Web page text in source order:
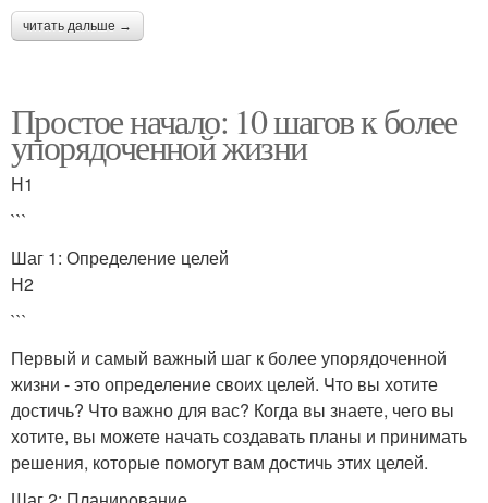
читать дальше →
Простое начало: 10 шагов к более
упорядоченной жизни
H1
```
Шаг 1: Определение целей
H2
```
Первый и самый важный шаг к более упорядоченной
жизни - это определение своих целей. Что вы хотите
достичь? Что важно для вас? Когда вы знаете, чего вы
хотите, вы можете начать создавать планы и принимать
решения, которые помогут вам достичь этих целей.